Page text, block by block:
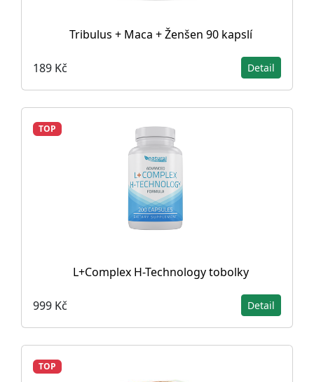
Tribulus + Maca + Ženšen 90 kapslí
189 Kč Detail
TOP
L+Complex H-Technology tobolky
999 Kč Detail
TOP